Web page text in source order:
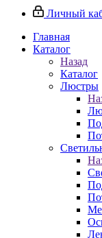
Личный
Главная
Каталог
Назад
Каталог
Люстры